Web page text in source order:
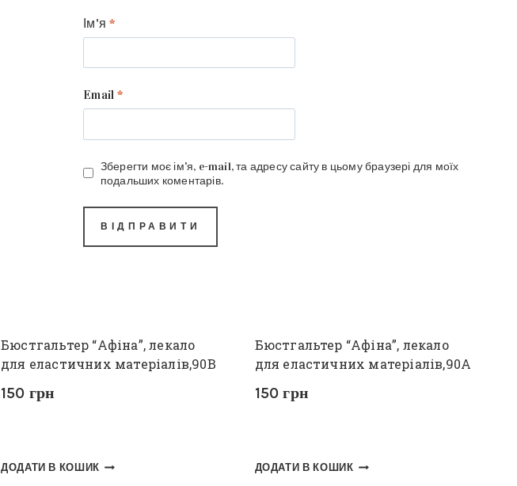
Ім'я*
Email*
Зберегти моє ім'я, e-mail, та адресу сайту в цьому браузері для моїх
подальших коментарів.
Бюстгальтер “Афіна”, лекало
для еластичних матеріалів,90В
150 грн
ДОДАТИ В КОШИК
Бюстгальтер “Афіна”, лекало
для еластичних матеріалів,90А
150грн
ДОДАТИ В КОШИК